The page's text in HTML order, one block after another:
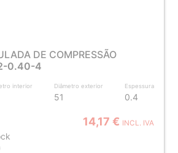
DE COMPRESSÃO
0.40-4
interior Diâmetro exterior
51
Espessura
0.4
14,17 € INCL. IVA